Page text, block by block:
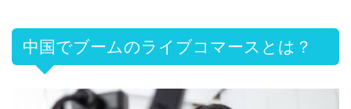
中国でブームのライブコマースとは？